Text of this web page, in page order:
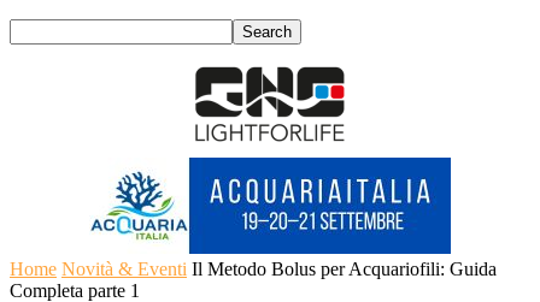
Home Novità & Eventi Il Metodo Bolus per Acquariofili: Guida
Completa parte 1